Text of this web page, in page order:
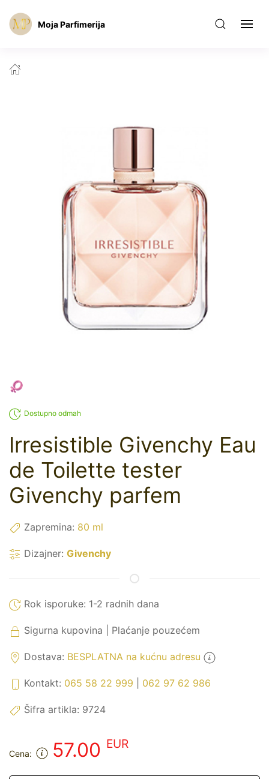
Moja Parfimerija
Dostupno odmah
Irresistible Givenchy Eau
de Toilette tester
Givenchy parfem
Zapremina: 80 ml
Dizajner: Givenchy
Rok isporuke: 1-2 radnih dana
Sigurna kupovina | Plaćanje pouzećem
Dostava: BESPLATNA na kućnu adresu
Kontakt: 065 58 22 999 062 97 62 986
Šifra artikla: 9724
Cena: 57.00 EUR